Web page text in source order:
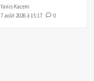
Yanis Kacem
7 août 2026 à 15:17
0